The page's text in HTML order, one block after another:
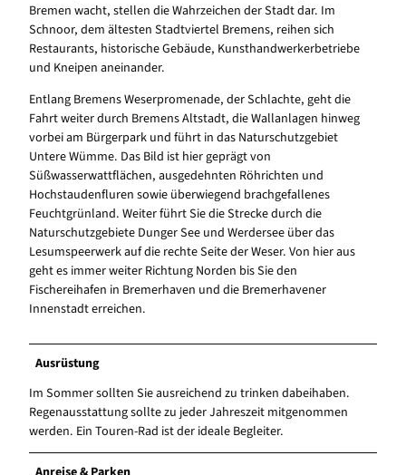
Bremen wacht, stellen die Wahrzeichen der Stadt dar. Im
Schnoor, dem ältesten Stadtviertel Bremens, reihen sich
Restaurants, historische Gebäude, Kunsthandwerkerbetriebe
und Kneipen aneinander.
Entlang Bremens Weserpromenade, der Schlachte, geht die
Fahrt weiter durch Bremens Altstadt, die Wallanlagen hinweg
vorbei am Bürgerpark und führt in das Naturschutzgebiet
Untere Wümme. Das Bild ist hier geprägt von
Süßwasserwattflächen, ausgedehnten Röhrichten und
Hochstaudenfluren sowie überwiegend brachgefallenes
Feuchtgrünland. Weiter führt Sie die Strecke durch die
Naturschutzgebiete Dunger See und Werdersee über das
Lesumspeerwerk auf die rechte Seite der Weser. Von hier aus
geht es immer weiter Richtung Norden bis Sie den
Fischereihafen in Bremerhaven und die Bremerhavener
Innenstadt erreichen.
Ausrüstung
Im Sommer sollten Sie ausreichend zu trinken dabeihaben.
Regenausstattung sollte zu jeder Jahreszeit mitgenommen
werden. Ein Touren-Rad ist der ideale Begleiter.